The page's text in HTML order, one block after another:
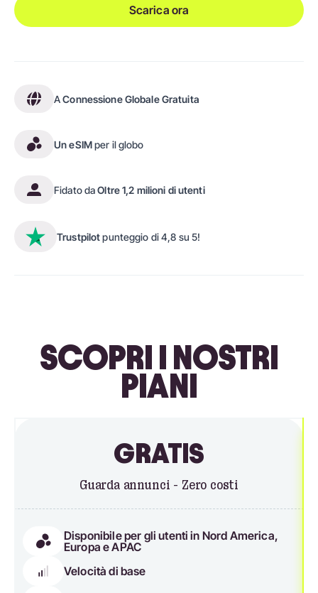
Scarica ora
AConnessione Globale Gratuita
Un eSIMper il globo
Fidato daOltre 1,2 milioni di utenti
Trustpilotpunteggio di 4,8 su 5!
SCOPRI I NOSTRI
PIANI
GRATIS
Guarda annunci - Zero costi
Disponibile per gli utenti in Nord America,
Europa e APAC
Velocità di base